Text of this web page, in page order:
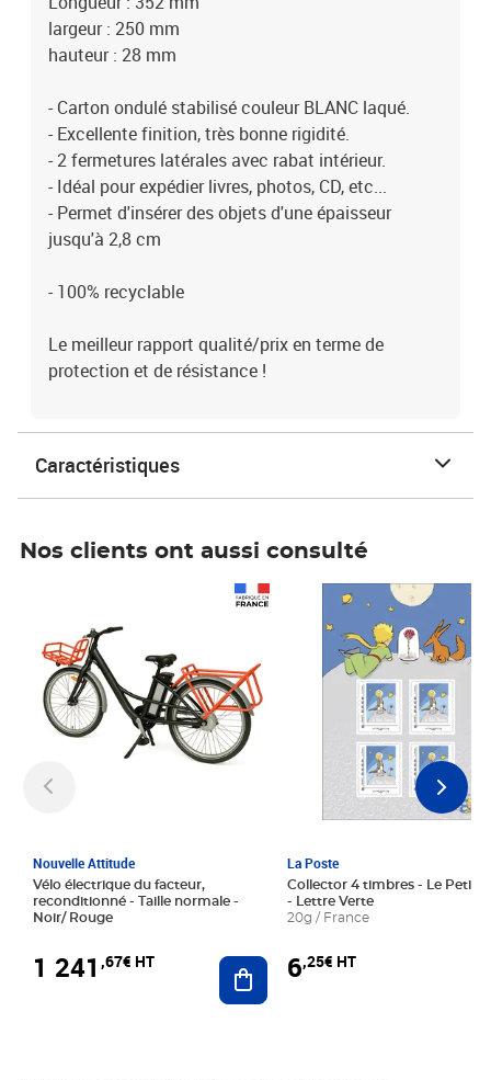
largeur : 250 mm
hauteur : 28 mm
- Carton ondulé stabilisé couleur BLANC laqué.
- Excellente finition, très bonne rigidité.
- 2 fermetures latérales avec rabat intérieur.
- Idéal pour expédier livres, photos, CD, etc...
- Permet d'insérer des objets d'une épaisseur
jusqu'à 2,8 cm
- 100% recyclable
Le meilleur rapport qualité/prix en terme de
protection et de résistance !
Caractéristiques
Nos clients ont aussi consulté
Nouvelle Attitude
Vélo électrique du facteur,
reconditionné - Taille normale -
Noir/ Rouge
1 241 ,67€ HT Ajouter au panier
La Poste
Collector 4 timbres - Le Petit
- Lettre Verte
20g / France
6,25€ HT
Prix 6,25€ HT